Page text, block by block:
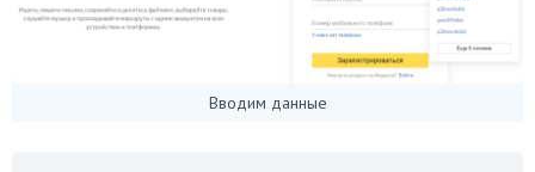
Вводим данные